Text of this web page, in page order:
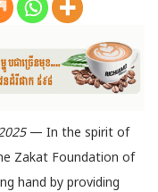
— In the spirit of
Zakat Foundation of
hand by providing